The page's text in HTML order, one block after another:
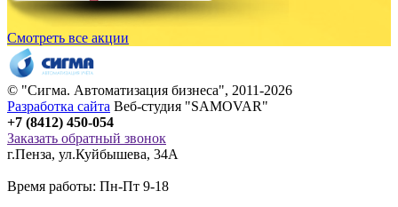
Смотреть все акции
© "Сигма. Автоматизация бизнеса", 2011-2026
Разработка сайта Веб-студия "SAMOVAR"
+7 (8412) 450-054
Заказать обратный звонок
г.Пенза, ул.Куйбышева, 34А
Время работы: Пн-Пт 9-18